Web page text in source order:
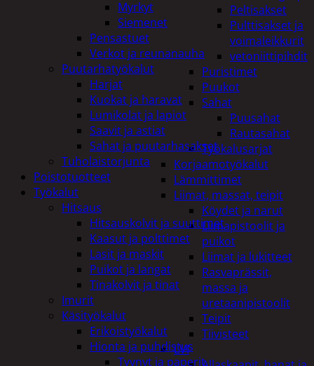
Peltisakset
Pulttisakset ja
voimaleikkurit
vetoniittipihdit
Puristimet
Puukot
Sahat
Puusahat
Rautasahat
Työkalusarjat
Korjaamotyökalut
Lämmittimet
Liimat, massat, teipit
Köydet ja narut
Liimapistoolit ja
puikot
Liimat ja lukitteet
Rasvaprässit,
massa ja
uretaanipistoolit
Teipit
Tiivisteet
LVI
Myrkyt
Siemenet
Pensastuet
Verkot ja reunanauha
Puutarhatyökalut
Harjat
Kuokat ja haravat
Lumikolat ja lapiot
Saavit ja astiat
Sahat ja puutarhasakset
Tuholaistorjunta
Poistotuotteet
Työkalut
Hitsaus
Hitsauskolvit ja suuttimet
Kaasut ja polttimet
Lasit ja maskit
Puikot ja langat
Tinakolvit ja tinat
Imurit
Käsityökalut
Erikoistyökalut
Hionta ja puhdistus
Tyynyt ja paperit